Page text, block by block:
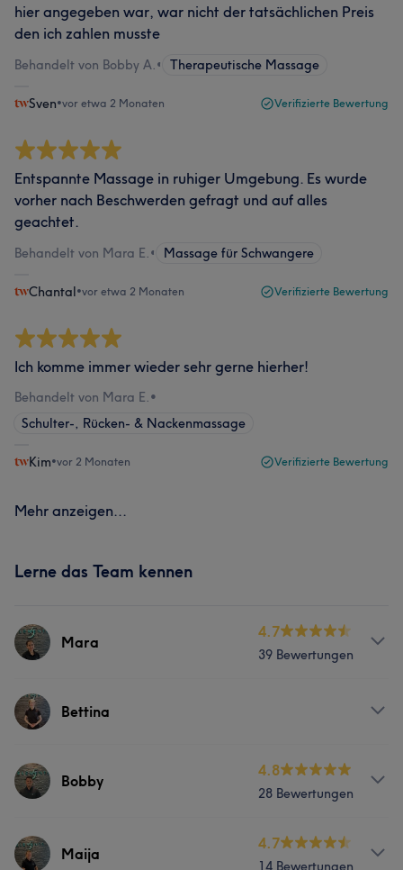
hier angegeben war, war nicht der tatsächlichen Preis
den ich zahlen musste
Behandelt von Bobby A.• Therapeutische Massage
Sven•vor etwa 2 Monaten Verifizierte Bewertung
Entspannte Massage in ruhiger Umgebung. Es wurde
vorher nach Beschwerden gefragt und auf alles
geachtet.
Behandelt von Mara E.• Massage für Schwangere
Chantal•vor etwa 2 Monaten Verifizierte Bewertung
Ich komme immer wieder sehr gerne hierher!
Behandelt von Mara E.•
Schulter-, Rücken- & Nackenmassage
Kim•vor 2 Monaten Verifizierte Bewertung
Mehr anzeigen...
Lerne das Team kennen
Mara
4.7
39 Bewertungen
ServicesBettina
Services
Bobby
4.8
28 Bewertungen
Services
Maija
4.7
14 Bewertungen